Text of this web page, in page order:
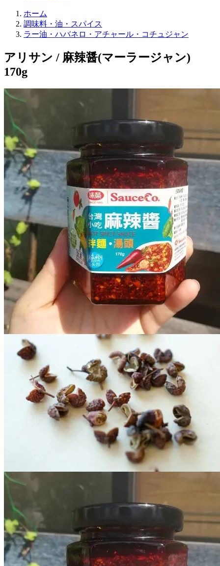
ホーム
調味料・油・スパイス
ラー油・ハバネロ・アチャール・コチュジャン
アリサン / 麻辣醤(マーラージャン)
170g